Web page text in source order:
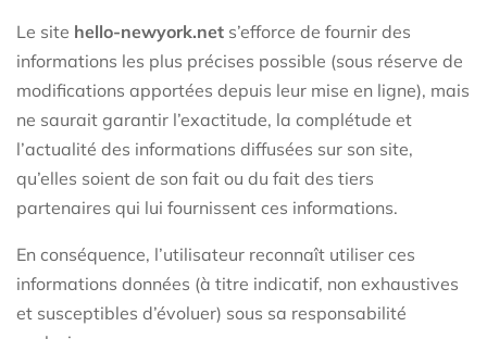
Le site hello-newyork.net s’efforce de fournir des
informations les plus précises possible (sous réserve de
modifications apportées depuis leur mise en ligne), mais
ne saurait garantir l’exactitude, la complétude et
l’actualité des informations diffusées sur son site,
qu’elles soient de son fait ou du fait des tiers
partenaires qui lui fournissent ces informations.
En conséquence, l’utilisateur reconnaît utiliser ces
informations données (à titre indicatif, non exhaustives
et susceptibles d’évoluer) sous sa responsabilité